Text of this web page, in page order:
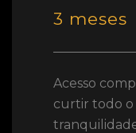
3 meses
Acesso
curtir todo